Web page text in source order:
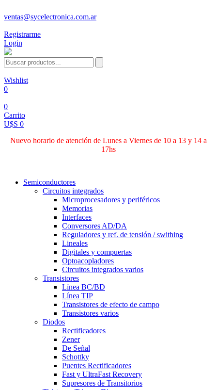
ventas@sycelectronica.com.ar
Registrarme
Login
Wishlist
0
0
Carrito
U$S 0
Nuevo horario de atención de Lunes a Viernes de 10 a 13 y 14 a
17hs
Semiconductores
Circuitos integrados
Microprocesadores y periféricos
Memorias
Interfaces
Conversores AD/DA
Reguladores y ref. de tensión / swithing
Lineales
Digitales y compuertas
Optoacopladores
Circuitos integrados varios
Transistores
Línea BC/BD
Línea TIP
Transistores de efecto de campo
Transistores varios
Diodos
Rectificadores
Zener
De Señal
Schottky
Puentes Rectificadores
Fast y UltraFast Recovery
Supresores de Transitorios